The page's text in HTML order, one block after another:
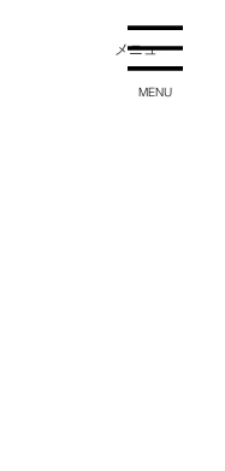
メニュー
MENU